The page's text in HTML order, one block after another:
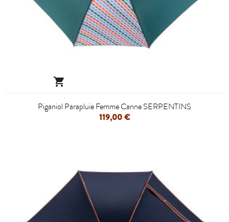

Piganiol Parapluie Femme Canne SERPENTINS
119,00 €